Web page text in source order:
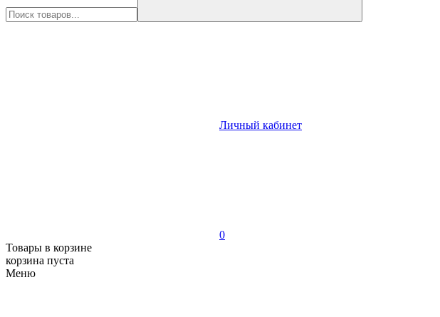
Личный кабинет
0
Товары в корзине
корзина пуста
Меню